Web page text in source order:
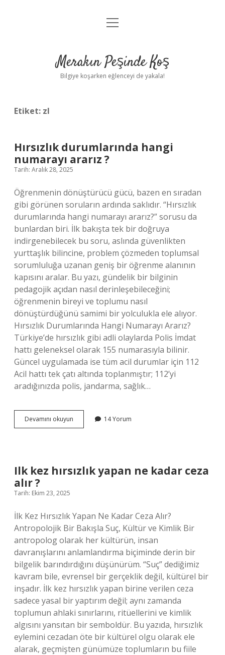
Anasayfa
Yasal Uyarı
menüyü
Merakın Peşinde Koş
Bilgiye koşarken eğlenceyi de yakala!
Etiket: zl
Hırsızlık durumlarında hangi
numarayı ararız ?
Tarih: Aralık 28, 2025
Öğrenmenin dönüştürücü gücü, bazen en sıradan
gibi görünen soruların ardında saklıdır. “Hırsızlık
durumlarında hangi numarayı ararız?” sorusu da
bunlardan biri. İlk bakışta tek bir doğruya
indirgenebilecek bu soru, aslında güvenlikten
yurttaşlık bilincine, problem çözmeden toplumsal
sorumluluğa uzanan geniş bir öğrenme alanının
kapısını aralar. Bu yazı, gündelik bir bilginin
pedagojik açıdan nasıl derinleşebileceğini;
öğrenmenin bireyi ve toplumu nasıl
dönüştürdüğünü samimi bir yolculukla ele alıyor.
Hırsızlık Durumlarında Hangi Numarayı Ararız?
Türkiye’de hırsızlık gibi adli olaylarda Polis İmdat
hattı geleneksel olarak 155 numarasıyla bilinir.
Güncel uygulamada ise tüm acil durumlar için 112
Acil hattı tek çatı altında toplanmıştır; 112’yi
aradığınızda polis, jandarma, sağlık…
Devamını okuyun
durumlarında
14 Yorum
Ilk kez hırsızlık yapan ne kadar ceza
alır ?
Tarih: Ekim 23, 2025
İlk Kez Hırsızlık Yapan Ne Kadar Ceza Alır?
Antropolojik Bir Bakışla Suç, Kültür ve Kimlik Bir
antropolog olarak her kültürün, insan
davranışlarını anlamlandırma biçiminde derin bir
bilgelik barındırdığını düşünürüm. “Suç” dediğimiz
kavram bile, evrensel bir gerçeklik değil, kültürel bir
inşadır. İlk kez hırsızlık yapan birine verilen ceza
sadece yasal bir yaptırım değil; aynı zamanda
toplumun ahlaki sınırlarını, ritüellerini ve kimlik
algısını yansıtan bir semboldür. Bu yazıda, hırsızlık
eylemini cezadan öte bir kültürel olgu olarak ele
alarak, geçmişten günümüze toplumların bu fiile